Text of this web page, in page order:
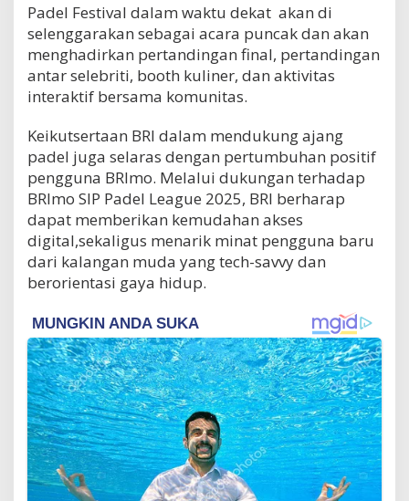
Padel Festival dalam waktu dekat akan di
selenggarakan sebagai acara puncak dan akan
menghadirkan pertandingan final, pertandingan
antar selebriti, booth kuliner, dan aktivitas
interaktif bersama komunitas.
Keikutsertaan BRI dalam mendukung ajang
padel juga selaras dengan pertumbuhan positif
pengguna BRImo. Melalui dukungan terhadap
BRImo SIP Padel League 2025, BRI berharap
dapat memberikan kemudahan akses
digital,sekaligus menarik minat pengguna baru
dari kalangan muda yang tech-savvy dan
berorientasi gaya hidup.